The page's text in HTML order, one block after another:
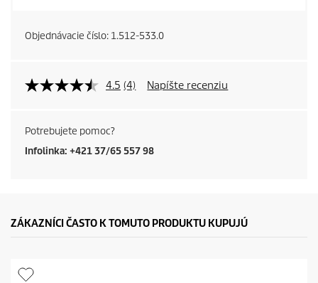
Objednávacie číslo: 1.512-533.0
4.5 (4) Napíšte recenziu
Potrebujete pomoc?
Infolinka: +421 37/65 557 98
ZÁKAZNÍCI ČASTO K TOMUTO PRODUKTU KUPUJÚ